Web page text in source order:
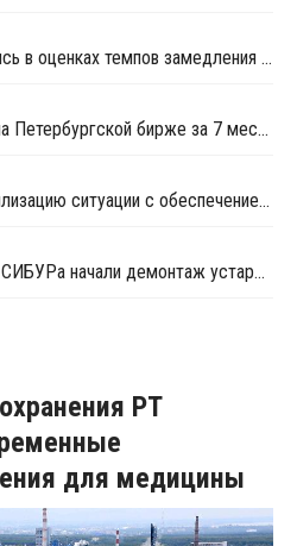
Росстат и аналитики сошлись в оценках темпов замедления экономики
Продажи нефтепродуктов на Петербургской бирже за 7 месяцев снизились на 11,2%, в июле – на 35,6%
Минэнерго отметило стабилизацию ситуации с обеспечением топливом в ряде регионов
На казанском предприятии СИБУРа начали демонтаж устаревшего производства этилена
РТ
для медицины